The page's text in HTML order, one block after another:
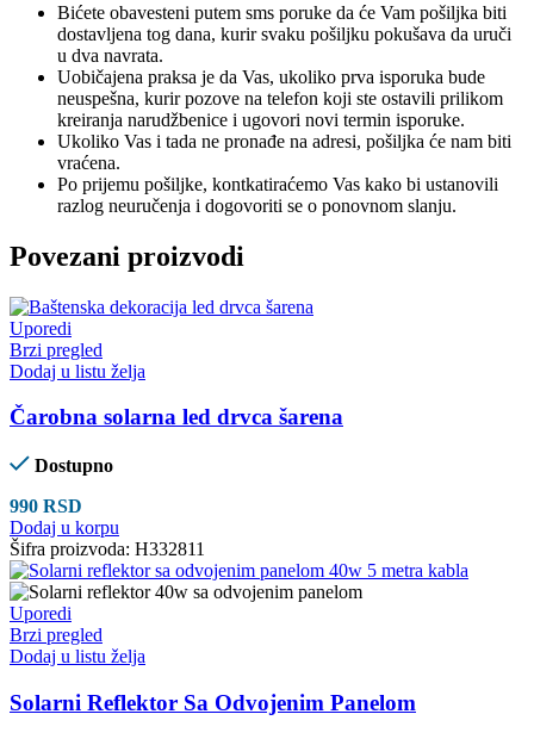
Bićete obavesteni putem sms poruke da će Vam pošiljka biti
dostavljena tog dana, kurir svaku pošiljku pokušava da uruči
u dva navrata.
Uobičajena praksa je da Vas, ukoliko prva isporuka bude
neuspešna, kurir pozove na telefon koji ste ostavili prilikom
kreiranja narudžbenice i ugovori novi termin isporuke.
Ukoliko Vas i tada ne pronađe na adresi, pošiljka će nam biti
vraćena.
Po prijemu pošiljke, kontkatiraćemo Vas kako bi ustanovili
razlog neuručenja i dogovoriti se o ponovnom slanju.
Povezani proizvodi
Uporedi
Brzi pregled
Dodaj u listu želja
Čarobna solarna led drvca šarena
Dostupno
990 RSD
Dodaj u korpu
Šifra proizvoda: H332811
Uporedi
Brzi pregled
Dodaj u listu želja
Solarni Reflektor Sa Odvojenim Panelom